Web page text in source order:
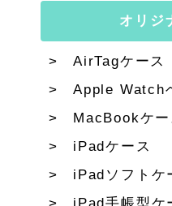
オリジ
AirTagケース
Apple Watch
MacBookケー
iPadケース
iPadソフトケ